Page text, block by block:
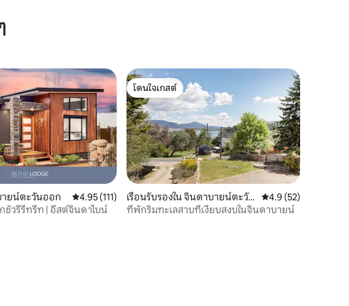
วิว
ายน์ตะวันออก คะแนนเฉลี่ย 4.95 จาก 5, 111 รีวิว
4.95 (111)
ชัวรีรีทรีท | อีสต์จินดาไบน์
โดนใจเกสต์
โดนใจเกสต์
เรือนรับรองใน จินดาบายน์ตะวัน
ออก
คะแนนเฉลี่ย 4.9 จาก
4.9 (52)
ที่พักริมทะเลสาบที่เงียบสงบในจินดาบายน์